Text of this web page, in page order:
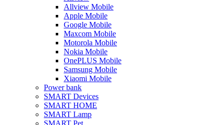
Allview Mobile
Apple Mobile
Google Mobile
Maxcom Mobile
Motorola Mobile
Nokia Mobile
OnePLUS Mobile
Samsung Mobile
Xiaomi Mobile
Power bank
SMART Devices
SMART HOME
SMART Lamp
SMART Pet